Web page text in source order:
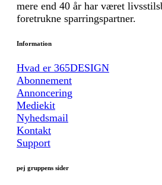
mere end 40 år har været
foretrukne sparringspartner.
Information
Hvad er 365DESIGN
Abonnement
Annoncering
Mediekit
Nyhedsmail
Kontakt
Support
pej gruppens sider